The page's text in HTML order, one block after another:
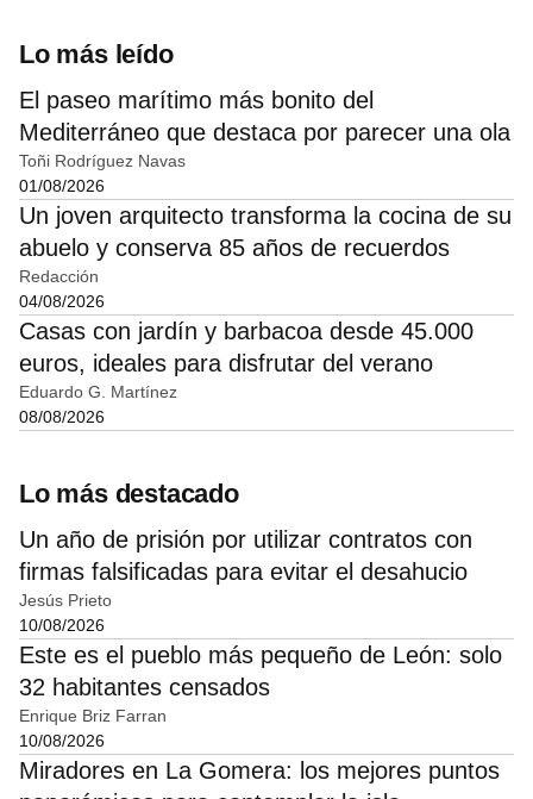
Lo más leído
El paseo marítimo más bonito del
Mediterráneo que destaca por parecer una ola
Toñi Rodríguez Navas
01/08/2026
Un joven arquitecto transforma la cocina de su
abuelo y conserva 85 años de recuerdos
Redacción
04/08/2026
Casas con jardín y barbacoa desde 45.000
euros, ideales para disfrutar del verano
Eduardo G. Martínez
08/08/2026
Lo más destacado
Un año de prisión por utilizar contratos con
firmas falsificadas para evitar el desahucio
Jesús Prieto
10/08/2026
Este es el pueblo más pequeño de León: solo
32 habitantes censados
Enrique Briz Farran
10/08/2026
Miradores en La Gomera: los mejores puntos